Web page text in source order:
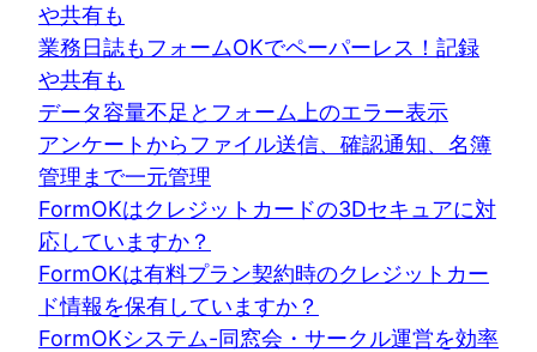
や共有も
業務日誌もフォームOKでペーパーレス！記録
や共有も
データ容量不足とフォーム上のエラー表示
アンケートからファイル送信、確認通知、名簿
管理まで一元管理
FormOKはクレジットカードの3Dセキュアに対
応していますか？
FormOKは有料プラン契約時のクレジットカー
ド情報を保有していますか？
FormOKシステム-同窓会・サークル運営を効率